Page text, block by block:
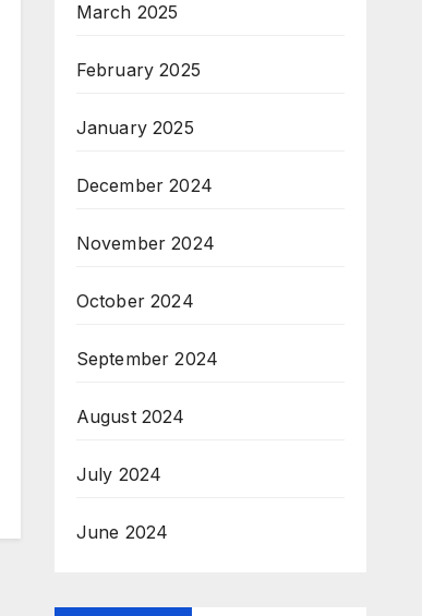
March 2025
February 2025
January 2025
December 2024
November 2024
October 2024
September 2024
August 2024
July 2024
June 2024